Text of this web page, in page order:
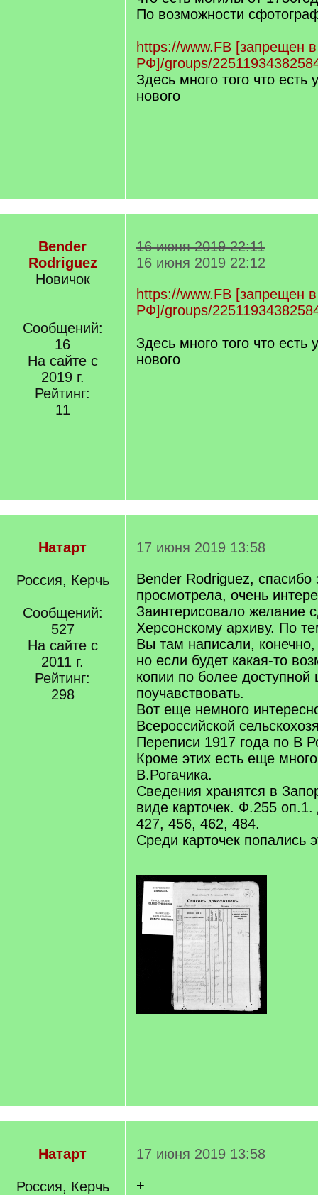
По возможности
https://www.FB [запрещен в
РФ]/groups/
Здесь много того что есть
нового
Bender
Rodriguez
Новичок
Сообщений:
16
На сайте с
2019 г.
Рейтинг:
11
16 июня 2019 22:11
16 июня 2019 22:12
https://www.FB [запрещен в
РФ]/groups/
Здесь много того что есть
нового
Натарт
Россия, Керчь
Сообщений:
527
На сайте с
2011 г.
Рейтинг:
298
17 июня 2019 13:58
Bender Rodriguez, спасибо
просмотрела, очень
Заинтерисовало желание
Херсонскому архиву. По
Вы там написали,
но если будет какая-то
копии по более доступной
поучавствовать.
Вот еще немного
Всероссийской
Переписи 1917 года по В
Кроме этих есть еще
В.Рогачика.
Сведения хранятся в
виде карточек. Ф.255
427, 456, 462, 484.
Среди карточек попались
Натарт
Россия, Керчь
17 июня 2019 13:58
+